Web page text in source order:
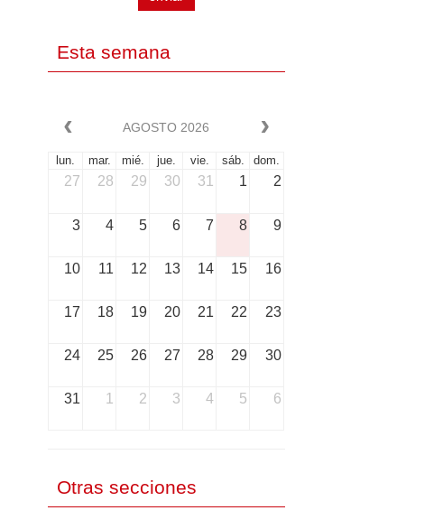
Esta semana
AGOSTO 2026
lun. mar. mié. jue. vie. sáb. dom.
27 28 29 30 31 1 2
3 4 5 6 7 8 9
10 11 12 13 14 15 16
17 18 19 20 21 22 23
24 25 26 27 28 29 30
31 1 2 3 4 5 6
Otras secciones